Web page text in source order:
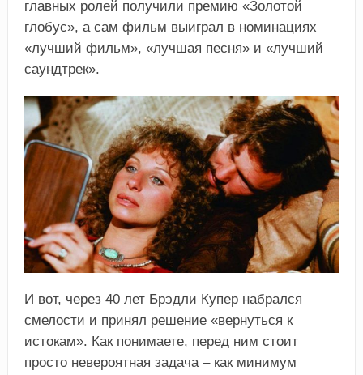
главных ролей получили премию «Золотой
глобус», а сам фильм выиграл в номинациях
«лучший фильм», «лучшая песня» и «лучший
саундтрек».
И вот, через 40 лет Брэдли Купер набрался
смелости и принял решение «вернуться к
истокам». Как понимаете, перед ним стоит
просто невероятная задача – как минимум